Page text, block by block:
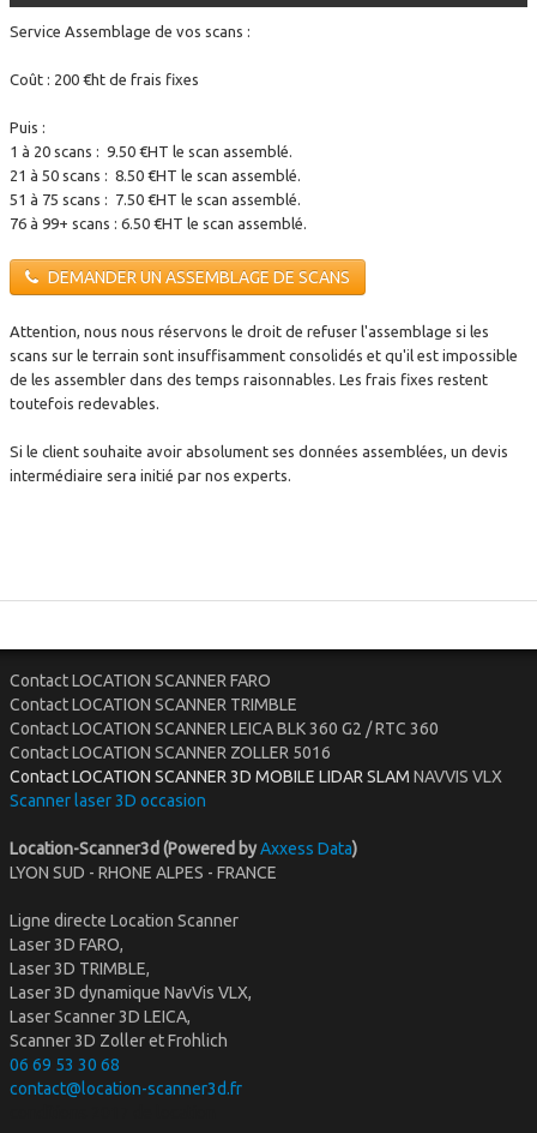
Service Assemblage de vos scans :
Coût : 200 €ht de frais fixes
Puis :
1 à 20 scans : 9.50 €HT le scan assemblé.
21 à 50 scans : 8.50 €HT le scan assemblé.
51 à 75 scans : 7.50 €HT le scan assemblé.
76 à 99+ scans : 6.50 €HT le scan assemblé.
DEMANDER UN ASSEMBLAGE DE SCANS
Attention, nous nous réservons le droit de refuser l'assemblage si les
scans sur le terrain sont insuffisamment consolidés et qu'il est impossible
de les assembler dans des temps raisonnables. Les frais fixes restent
toutefois redevables.
Si le client souhaite avoir absolument ses données assemblées, un devis
intermédiaire sera initié par nos experts.
Contact LOCATION SCANNER FARO
Contact LOCATION SCANNER TRIMBLE
Contact LOCATION SCANNER LEICA BLK 360 G2 / RTC 360
Contact LOCATION SCANNER ZOLLER 5016
Contact LOCATION SCANNER 3D MOBILE LIDAR SLAM NAVVIS VLX
Scanner laser 3D occasion
Location-Scanner3d (Powered byAxxess Data)
LYON SUD - RHONE ALPES - FRANCE
Ligne directe Location Scanner
Laser 3D FARO,
Laser 3D TRIMBLE,
Laser 3D dynamique NavVis VLX,
Laser Scanner 3D LEICA,
Scanner 3D Zoller et Frohlich
06 69 53 30 68
contact@location-scanner3d.fr